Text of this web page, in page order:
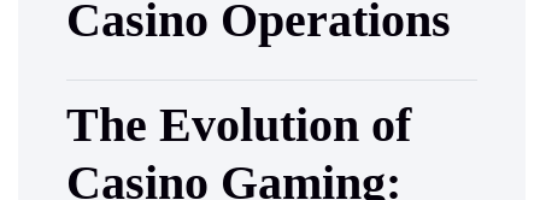
Casino Operations
The Evolution of
Casino Gaming: